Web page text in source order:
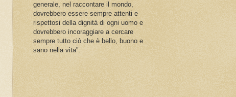
generale, nel raccontare il mondo,
dovrebbero essere sempre attenti e
rispettosi della dignità di ogni uomo e
dovrebbero incoraggiare a cercare
sempre tutto ciò che è bello, buono e
sano nella vita".